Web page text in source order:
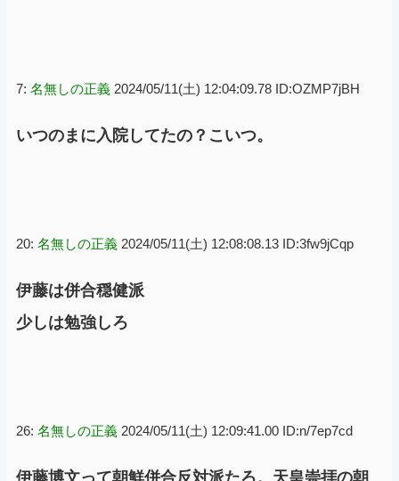
7: 名無しの正義 2024/05/11(土) 12:04:09.78 ID:OZMP7jBH
いつのまに入院してたの？こいつ。
20: 名無しの正義 2024/05/11(土) 12:08:08.13 ID:3fw9jCqp
伊藤は併合穏健派
少しは勉強しろ
26: 名無しの正義 2024/05/11(土) 12:09:41.00 ID:n/7ep7cd
伊藤博文って朝鮮併合反対派たろ。天皇崇拝の朝